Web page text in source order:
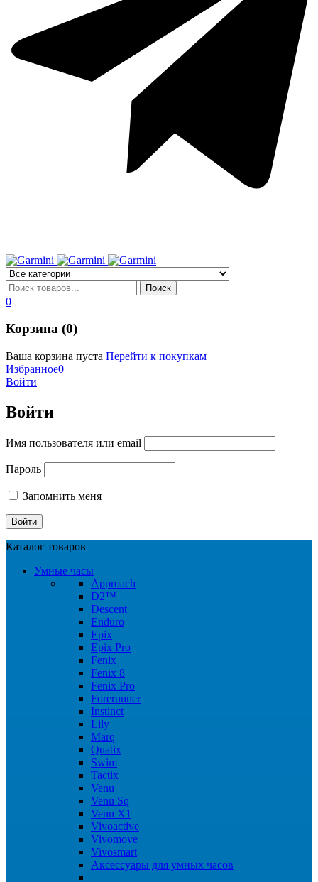
0
Корзина (0)
Ваша корзина пуста Перейти к покупкам
Избранное0
Войти
Войти
Имя пользователя или email
Пароль
Запомнить меня
Каталог товаров
Умные часы
Approach
D2™
Descent
Enduro
Epix
Epix Pro
Fenix
Fenix 8
Fenix Pro
Forerunner
Instinct
Lily
Marq
Quatix
Swim
Tactix
Venu
Venu Sq
Venu X1
Vivoactive
Vivomove
Vivosmart
Аксессуары для умных часов